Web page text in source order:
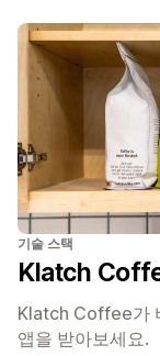
기술 스택
Klatch
Klatch Coffee가
앱을 받아보세요.